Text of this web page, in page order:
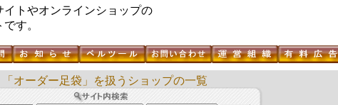
イトやオンラインショップの
す。
「オーダー足袋」を扱うショップの一覧